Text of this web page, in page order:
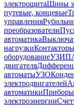
электрощитаШины
путевые, концевые
управления
преобразователи
автоматика
нагрузкиКонтакторы
оборудованиеУЗИП
двигателя
автоматыУЗО
электродвигателей
автоматикиПриборы
электроэнергии